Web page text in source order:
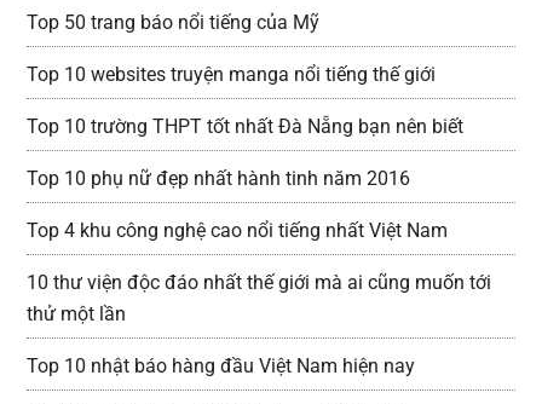
Top 50 trang báo nổi tiếng của Mỹ
Top 10 websites truyện manga nổi tiếng thế giới
Top 10 trường THPT tốt nhất Đà Nẵng bạn nên biết
Top 10 phụ nữ đẹp nhất hành tinh năm 2016
Top 4 khu công nghệ cao nổi tiếng nhất Việt Nam
10 thư viện độc đáo nhất thế giới mà ai cũng muốn tới
thử một lần
Top 10 nhật báo hàng đầu Việt Nam hiện nay